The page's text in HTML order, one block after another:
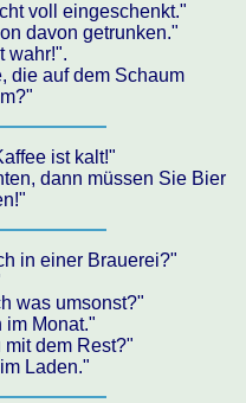
voll eingeschenkt."
davon getrunken."
wahr!".
die auf dem Schaum
ist kalt!"
dann müssen Sie Bier
in einer Brauerei?"
was umsonst?"
im Monat."
dem Rest?"
Laden."